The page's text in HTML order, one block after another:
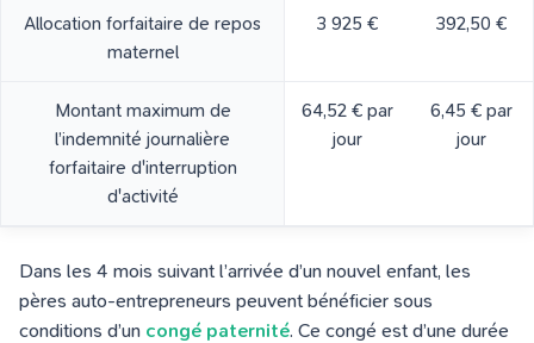
Allocation forfaitaire de repos
maternel
3 925 € 392,50 €
Montant maximum de
l’indemnité journalière
forfaitaire d'interruption
d'activité
64,52 €par
jour
6,45 €par
jour
Dans les 4 mois suivant l’arrivée d’un nouvel enfant, les
pères auto-entrepreneurs peuvent bénéficier sous
conditions d’un congé paternité. Ce congé est d’une durée